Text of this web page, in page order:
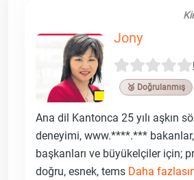
Jony
🥉 Doğrulanmış
Ana dil Kantonca 25 yılı aşkın
deneyimi, www.****.***
başkanları ve büyükelçiler için;
doğru, esnek, tems Daha